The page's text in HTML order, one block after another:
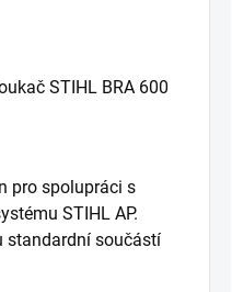
STIHL BRA 600
pro spolupráci s
STIHL AP.
standardní součástí